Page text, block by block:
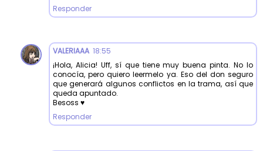
Responder
VALERIAAA 18:55
¡Hola, Alicia! Uff, sí que tiene muy buena pinta. No lo
conocía, pero quiero leermelo ya. Eso del don seguro
que generará algunos conflictos en la trama, así que
queda apuntado.
Besoss ♥
Responder